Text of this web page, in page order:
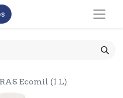
Ecomil (1 L)